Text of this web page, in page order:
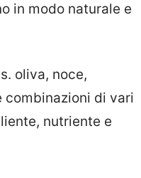
in modo naturale e
oliva, noce,
combinazioni di vari
nutriente e